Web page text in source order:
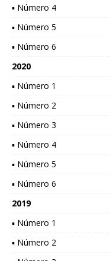
▪ Número 4
▪ Número 5
▪ Número 6
2020
▪ Número 1
▪ Número 2
▪ Número 3
▪ Número 4
▪ Número 5
▪ Número 6
2019
▪ Número 1
▪ Número 2